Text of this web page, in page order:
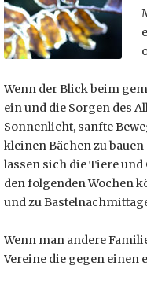
Wenn der Blick beim
ein und die Sorgen des
Sonnenlicht, sanfte
kleinen Bächen zu
lassen sich die Tiere
den folgenden Wochen
und zu
Wenn man andere
Vereine die gegen